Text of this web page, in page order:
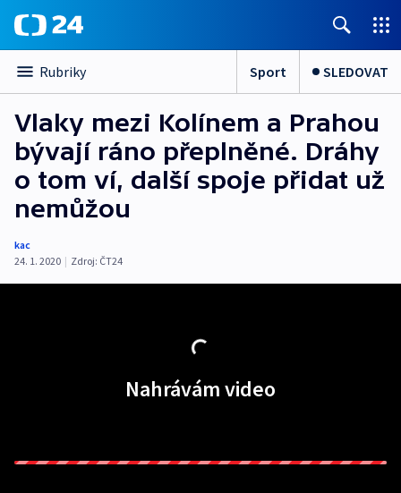
Rubriky Sport SLEDOVAT
Vlaky mezi Kolínem a Prahou
bývají ráno přeplněné. Dráhy
o tom ví, další spoje přidat už
nemůžou
kac
24. 1. 2020 | Zdroj: ČT24
Nahrávám video